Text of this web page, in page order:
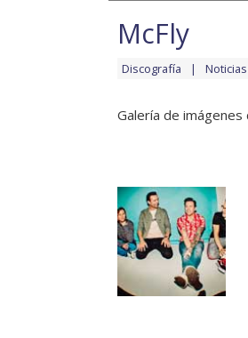
McFly
Discografía Noticias
Galería de